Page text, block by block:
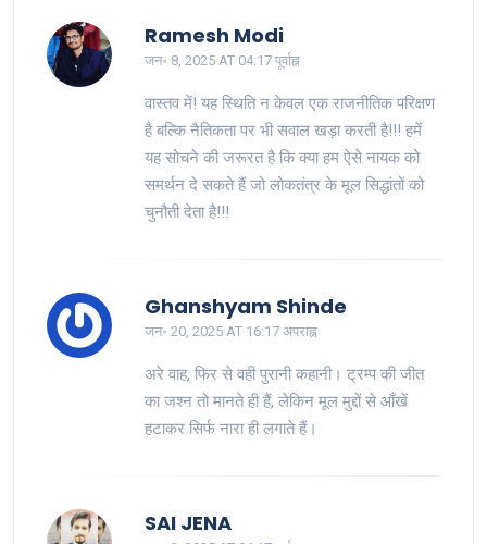
Ramesh Modi
जन॰ 8, 2025 AT 04:17 पूर्वाह्न
वास्तव में! यह स्थिति न केवल एक राजनीतिक परिक्षण
है बल्कि नैतिकता पर भी सवाल खड़ा करती है!!! हमें
यह सोचने की जरूरत है कि क्या हम ऐसे नायक को
समर्थन दे सकते हैं जो लोकतंत्र के मूल सिद्धांतों को
चुनौती देता है!!!
Ghanshyam Shinde
जन॰ 20, 2025 AT 16:17 अपराह्न
अरे वाह, फिर से वही पुरानी कहानी। ट्रम्प की जीत
का जश्न तो मानते ही हैं, लेकिन मूल मुद्दों से आँखें
हटाकर सिर्फ नारा ही लगाते हैं।
SAI JENA